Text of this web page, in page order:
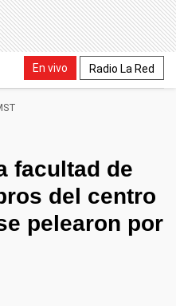
En vivo Radio La Red
facultad de
del centro
pelearon por